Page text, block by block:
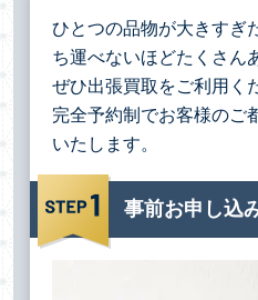
ひとつの品物が大きすぎ
ち運べないほどたくさん
ぜひ出張買取をご利用く
完全予約制でお客様のご
いたします。
事前お申し込